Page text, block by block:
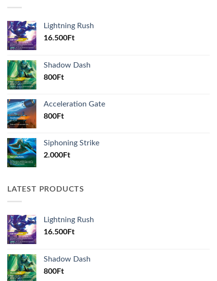
Lightning Rush
16.500Ft
Shadow Dash
800Ft
Acceleration Gate
800Ft
Siphoning Strike
2.000Ft
LATEST PRODUCTS
Lightning Rush
16.500Ft
Shadow Dash
800Ft